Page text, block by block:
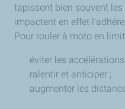
tapissent bien souvent
impactent en effet
Pour rouler à moto en
éviter les
ralentir et anticiper ;
augmenter les